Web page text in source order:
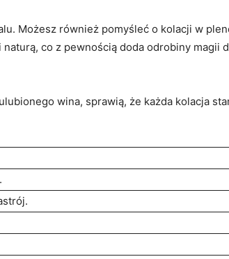
Możesz również pomyśleć o kolacji w
co z pewnością doda odrobiny magii
wina, sprawią, że każda kolacja